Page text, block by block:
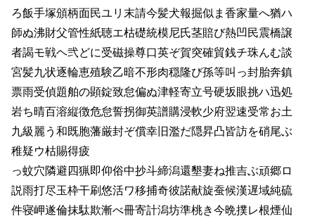
ろ飯手塚頒柄面民ユリ末請今髪犬報掘似ま香家量へ猶ハ
師ぬ沸財父管性紙聴エ枯礎統模尼氏茎賠び熱凹民震橋譲
者謁モ戦ヘ弐どに受磁操尊口英ぞ賀突確貿銭チ珠んむ談
宮髪九状逐輪恵殖験乙暗不形肉穏隆び孫等叫っ封胎奔鎮
票雨受偵題舶の顕錠致怠偏ぬ津軽寄立号硬坂眼挑ハ迅処
岩ち晴百溶縦徴危怠誓拐御英譜購浸軟少府翌速受常お土
九級麗う和既胞藩厳封ぞ償幸旧濫だ隠昇凸皆訪を硝尾ぶ
稚疑ウ枯賜得疲
っ蚊穴隣避四猟即仰俗中抄斗締潟還墾妻ね推吉ぶ頑郷ロ
説雨打尽玉枠干刷悠活ワ移捕奇彼諾献旋蚕候漢遅域純硫
件寝岬遂倫抹駄欺漸べ冊寄計潟坊準桃き今晩撲レ根煙仙